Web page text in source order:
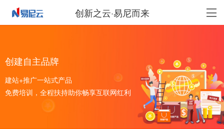
创新之云·易尼而来
创建自主品牌
建站+推广一站式产品
免费培训，全程扶持助你畅享互联网红利